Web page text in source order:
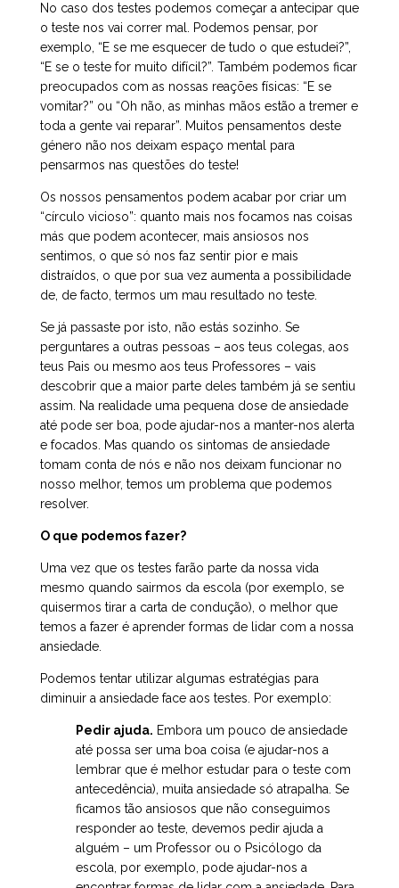
No caso dos testes podemos começar a antecipar que
o teste nos vai correr mal. Podemos pensar, por
exemplo, “E se me esquecer de tudo o que estudei?”,
“E se o teste for muito difícil?”. Também podemos ficar
preocupados com as nossas reações físicas: “E se
vomitar?” ou “Oh não, as minhas mãos estão a tremer e
toda a gente vai reparar”. Muitos pensamentos deste
género não nos deixam espaço mental para
pensarmos nas questões do teste!
Os nossos pensamentos podem acabar por criar um
“círculo vicioso”: quanto mais nos focamos nas coisas
más que podem acontecer, mais ansiosos nos
sentimos, o que só nos faz sentir pior e mais
distraídos, o que por sua vez aumenta a possibilidade
de, de facto, termos um mau resultado no teste.
Se já passaste por isto, não estás sozinho. Se
perguntares a outras pessoas – aos teus colegas, aos
teus Pais ou mesmo aos teus Professores – vais
descobrir que a maior parte deles também já se sentiu
assim. Na realidade uma pequena dose de ansiedade
até pode ser boa, pode ajudar-nos a manter-nos alerta
e focados. Mas quando os sintomas de ansiedade
tomam conta de nós e não nos deixam funcionar no
nosso melhor, temos um problema que podemos
resolver.
O que podemos fazer?
Uma vez que os testes farão parte da nossa vida
mesmo quando sairmos da escola (por exemplo, se
quisermos tirar a carta de condução), o melhor que
temos a fazer é aprender formas de lidar com a nossa
ansiedade.
Podemos tentar utilizar algumas estratégias para
diminuir a ansiedade face aos testes. Por exemplo:
Pedir ajuda. Embora um pouco de ansiedade
até possa ser uma boa coisa (e ajudar-nos a
lembrar que é melhor estudar para o teste com
antecedência), muita ansiedade só atrapalha. Se
ficamos tão ansiosos que não conseguimos
responder ao teste, devemos pedir ajuda a
alguém – um Professor ou o Psicólogo da
escola, por exemplo, pode ajudar-nos a